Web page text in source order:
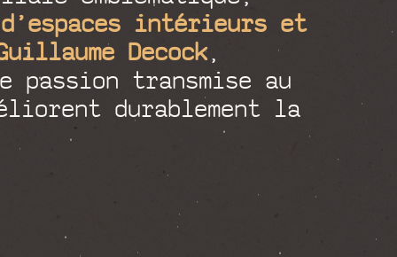
intérieurs et
Decock,
passion transmise au
durablement la